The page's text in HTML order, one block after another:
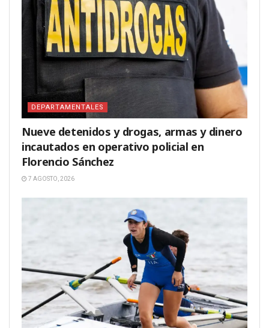
DEPARTAMENTALES
Nueve detenidos y drogas, armas y dinero
incautados en operativo policial en
Florencio Sánchez
7 AGOSTO, 2026